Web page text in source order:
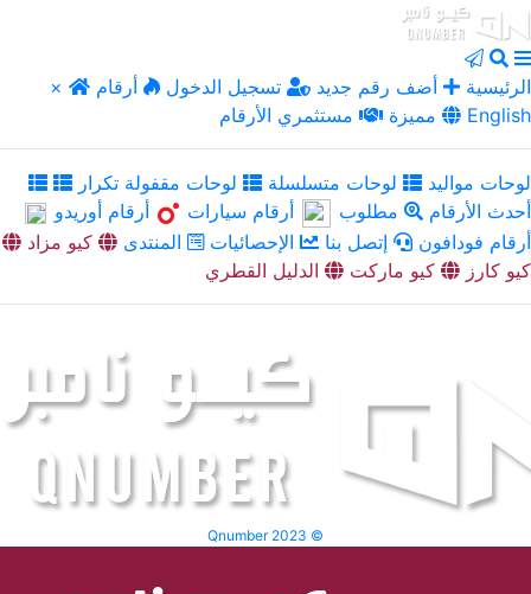
× الرئيسية أضف رقم جديد تسجيل الدخول
أرقام
مميزة
مستثمري الأرقام English
لوحات مواليد لوحات متسلسلة
لوحات مقفولة تكرار
أحدث الأرقام
مطلوب أرقام سيارات
أرقام أوريدو
أرقام فودافون
إتصل بنا الإحصائيات المنتدى
كيو مزاد
كيو كارز
كيو ماركت الدليل القطري
Qnumber 2023 ©